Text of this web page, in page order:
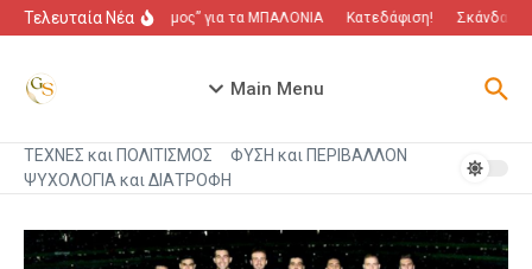
Μετάβαση στο περιεχόμενο
Τελευταία Νέα“Πόλεμος” για τα ΜΠΑΛΟΝΙΑ Κατεδάφιση! Σκάνδαλο
Main Menu
ΤΕΧΝΕΣ και ΠΟΛΙΤΙΣΜΟΣ
ΦΥΣΗ και ΠΕΡΙΒΑΛΛΟΝ
ΨΥΧΟΛΟΓΙΑ και ΔΙΑΤΡΟΦΗ